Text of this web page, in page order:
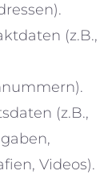
(z.B.,
(z.B.,
Videos).